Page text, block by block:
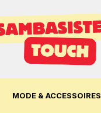
MODE & ACCESSOIRES